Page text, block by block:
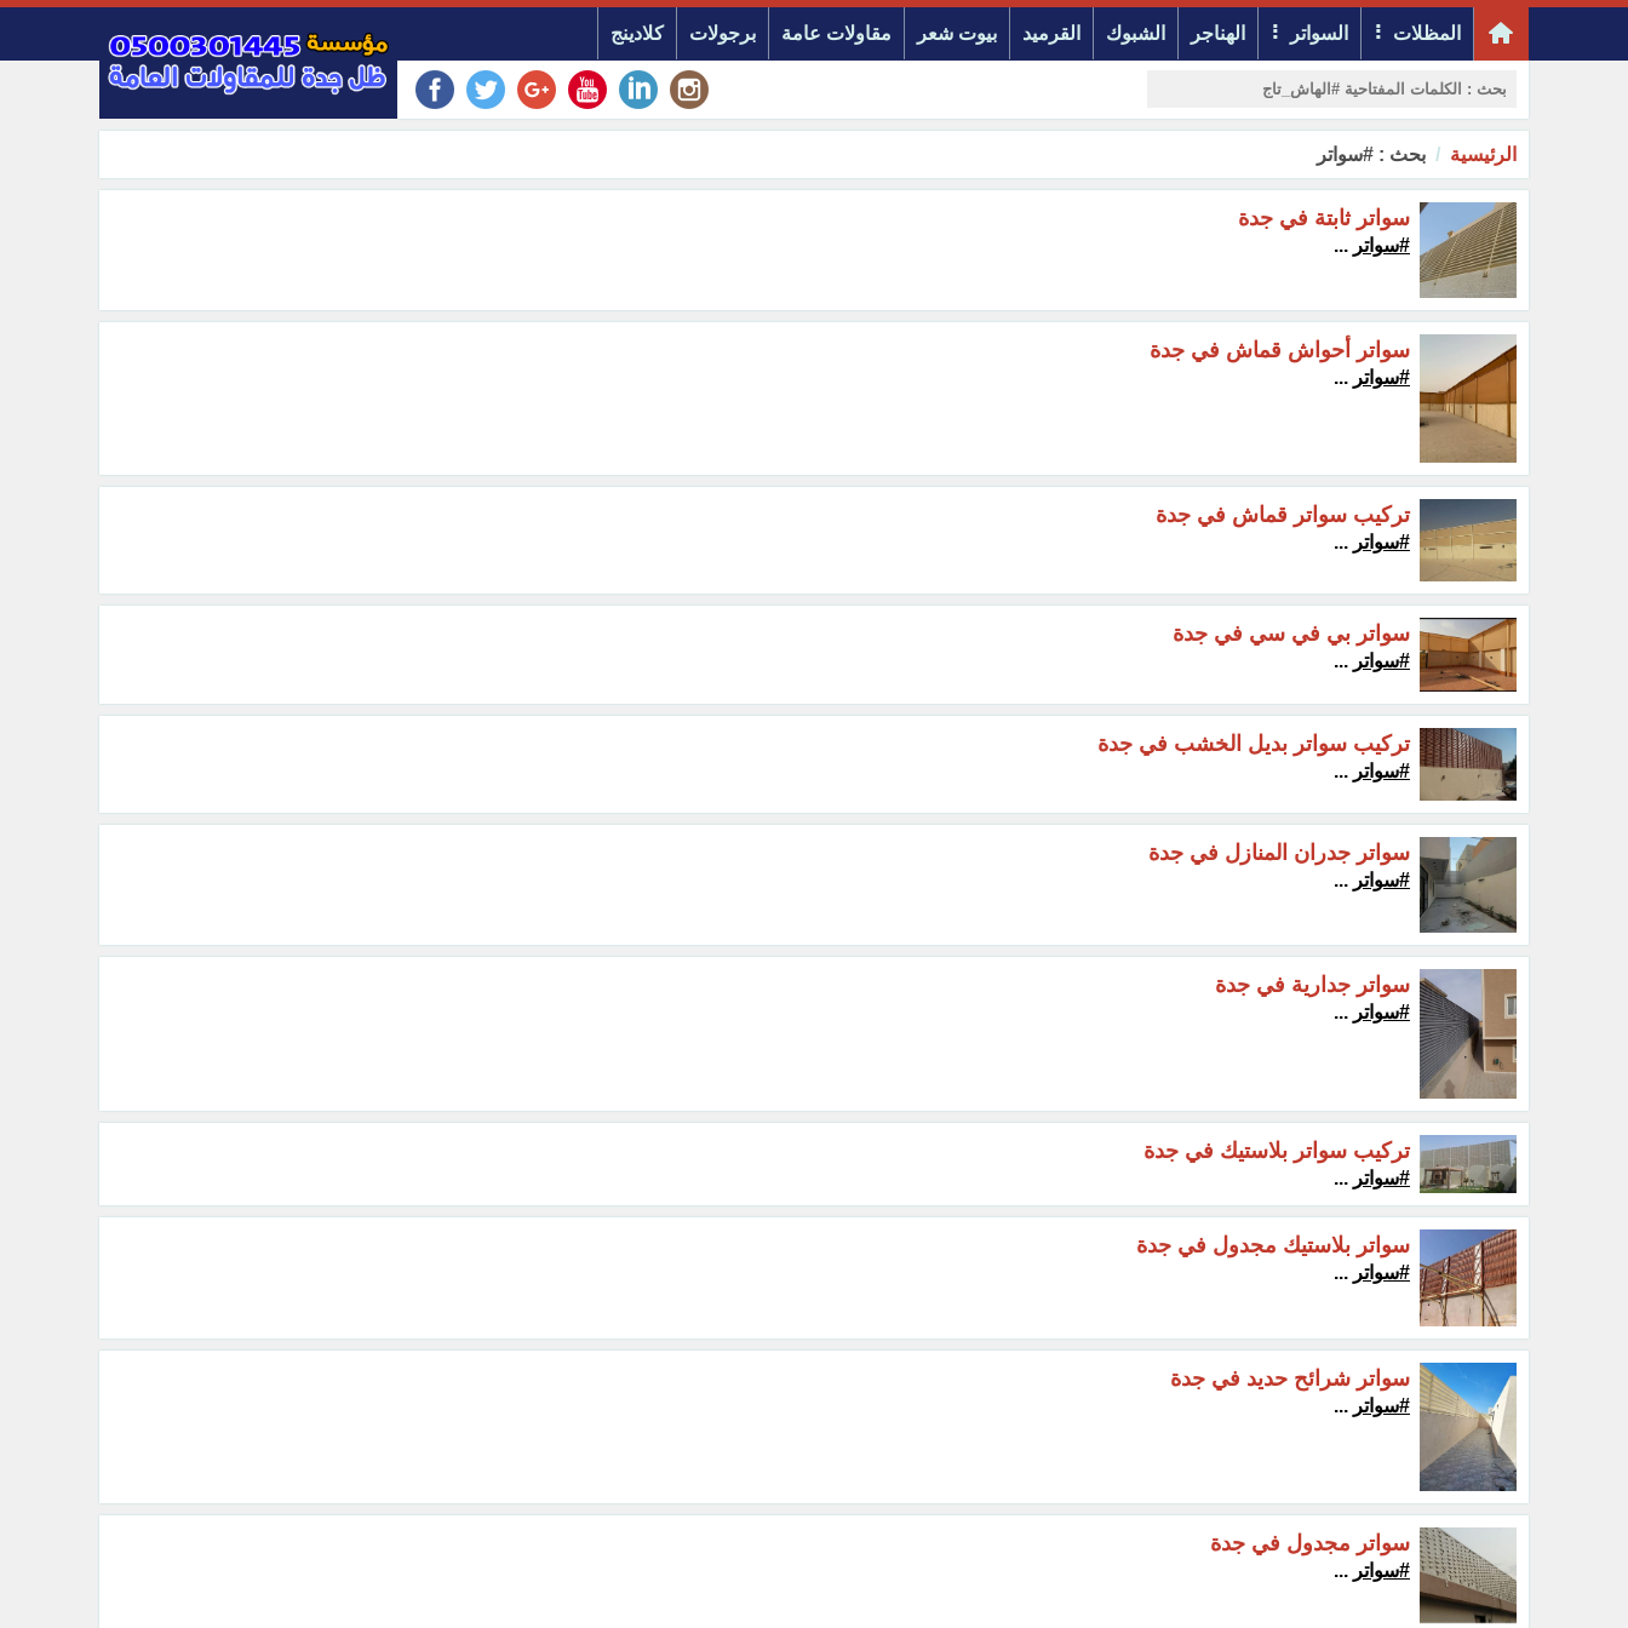
المظلات السواتر الهناجر الشبوك القرميد بيوت شعر مقاولات عامة برجولات كلادينج
الرئيسية بحث : #سواتر
سواتر ثابتة في جدة
#سواتر ...
سواتر أحواش قماش في جدة
#سواتر ...
تركيب سواتر قماش في جدة
#سواتر ...
سواتر بي في سي في جدة
#سواتر ...
تركيب سواتر بديل الخشب في جدة
#سواتر ...
سواتر جدران المنازل في جدة
#سواتر ...
سواتر جدارية في جدة
#سواتر ...
تركيب سواتر بلاستيك في جدة
#سواتر ...
سواتر بلاستيك مجدول في جدة
#سواتر ...
سواتر شرائح حديد في جدة
#سواتر ...
سواتر مجدول في جدة
#سواتر ...